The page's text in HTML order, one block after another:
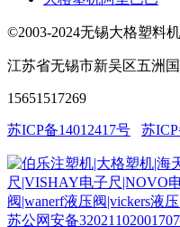
©2003-2024无锡大格塑料
江苏省无锡市新吴区五洲
15651517269
苏ICP备14012417号 苏
苏公网安备32021102001707